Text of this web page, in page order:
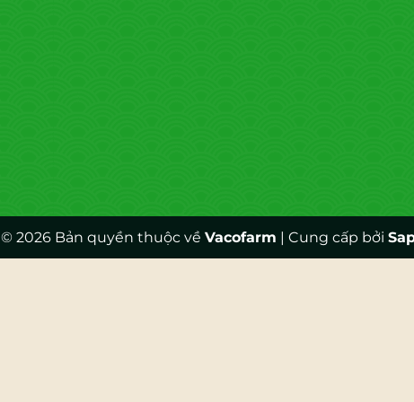
© 2026 Bản quyền thuộc về Vacofarm | Cung cấp bởi